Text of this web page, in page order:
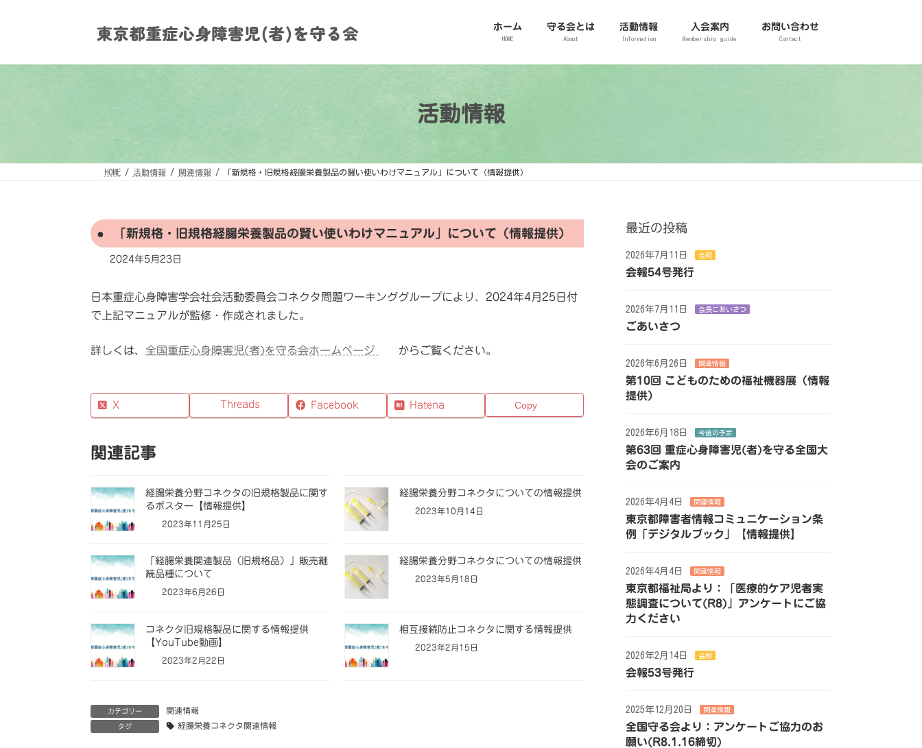
ホーム
HOME
守る会とは
About
活動情報
Information
入会案内
Membership guide
お問い合わせ
Contact
活動情報
HOME 活動情報 関連情報 「新規格・旧規格経腸栄養製品の賢い使いわけマニュアル」について（情報提供）
「新規格・旧規格経腸栄養製品の賢い使いわけマニュアル」について（情報提供）
2024年5月23日
日本重症心身障害学会社会活動委員会コネクタ問題ワーキンググループにより、2024年4月25日付
で上記マニュアルが監修・作成されました。
詳しくは、 全国重症心身障害児(者)を守る会ホームページ からご覧ください。
Facebook
X Threads Hatena Copy
関連記事
経腸栄養分野コネクタの旧規格製品に関す
るポスター【情報提供】
2023年11月25日
経腸栄養分野コネクタについての情報提供
2023年10月14日
「経腸栄養関連製品（旧規格品）」販売継
続品種について
2023年6月26日
経腸栄養分野コネクタについての情報提供
2023年5月18日
コネクタ旧規格製品に関する情報提供
【YouTube動画】
2023年2月22日
相互接続防止コネクタに関する情報提供
2023年2月15日
カテゴリー 関連情報
タグ 経腸栄養コネクタ関連情報
最近の投稿
2026年7月11日 会報
会報54号発行
2026年7月11日 会長ごあいさつ
ごあいさつ
2026年6月26日 関連情報
第10回 こどものための福祉機器展（情報
提供）
2026年6月18日 今後の予定
第63回 重症心身障害児(者)を守る全国大
会のご案内
2026年4月4日 関連情報
東京都障害者情報コミュニケーション条
例「デジタルブック」【情報提供】
2026年4月4日 関連情報
東京都福祉局より：「医療的ケア児者実
態調査について(R8)」アンケートにご協
力ください
2026年2月14日 会報
会報53号発行
2025年12月20日 関連情報
全国守る会より：アンケートご協力のお
願い(R8.1.16締切)